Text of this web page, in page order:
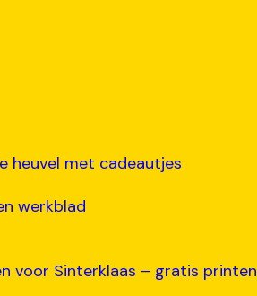
heuvel met cadeautjes
werkblad
voor Sinterklaas – gratis printen